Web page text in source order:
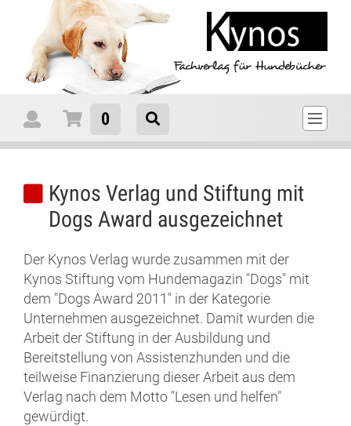
Kynos Verlag und Stiftung mit
Dogs Award ausgezeichnet
Der Kynos Verlag wurde zusammen mit der
Kynos Stiftung vom Hundemagazin "Dogs" mit
dem "Dogs Award 2011" in der Kategorie
Unternehmen ausgezeichnet. Damit wurden die
Arbeit der Stiftung in der Ausbildung und
Bereitstellung von Assistenzhunden und die
teilweise Finanzierung dieser Arbeit aus dem
Verlag nach dem Motto "Lesen und helfen"
gewürdigt.
0